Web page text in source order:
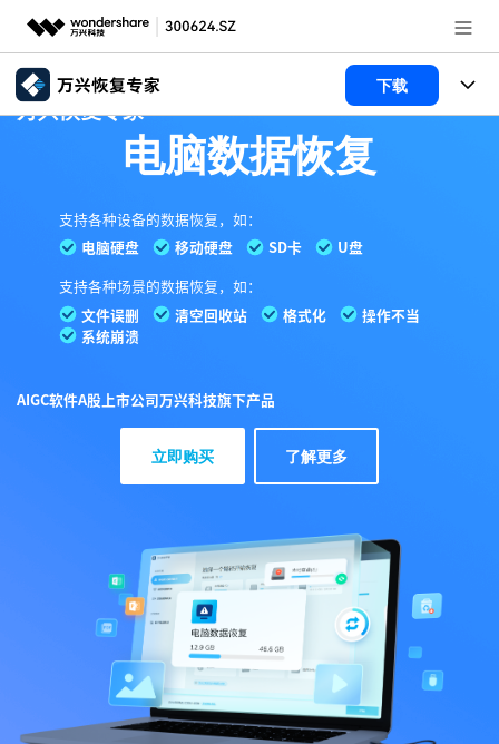
推荐产品
关于万兴
加入我们
客服热线： 4000-300624
下载
文件修复
电脑数据恢复
破损文件修复
文章资讯
电脑数据恢复
服务与支持
联系我们
万兴易修
音视频/图片/文档修复
独家高级修复功能支持按照参考样例高精度恢复损坏文
件，视频修复做到帧级画面还原
修复模糊、像素化、展示不完整的照片，修复无法正常
播放的音视频
修复打不开、无法读取和乱码的Word、Excel、PPT 和
PDF 文件
AIGC软件A股上市公司万兴科技旗下产品
免费下载 了解更多